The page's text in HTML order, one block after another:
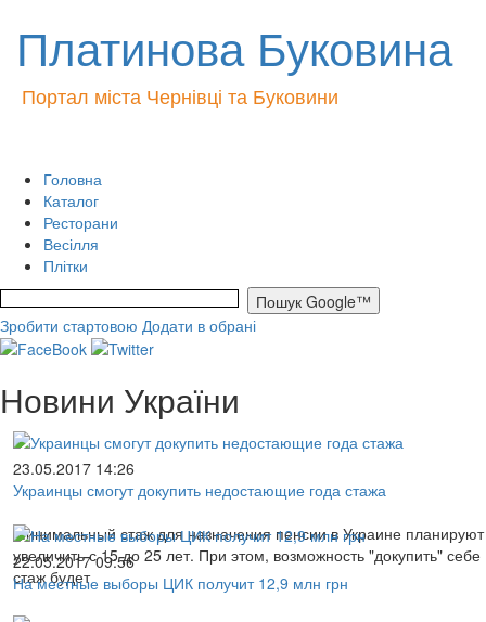
Платинова Буковина
Портал міста Чернівці та Буковини
Головна
Каталог
Ресторани
Весілля
Плітки
Зробити стартовою Додати в обрані
Новини України
23.05.2017 14:26
Украинцы смогут докупить недостающие года стажа
Минимальный стаж для назначения пенсии в Украине планируют
увеличить с 15 до 25 лет. При этом, возможность "докупить" себе
стаж будет
22.05.2017 09:56
На местные выборы ЦИК получит 12,9 млн грн